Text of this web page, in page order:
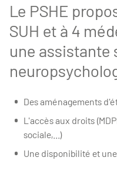
Le PSHE
SUH et à 4
une assistante
Des aménagements
L'accès aux droits
sociale,...)
Une disponibilité et